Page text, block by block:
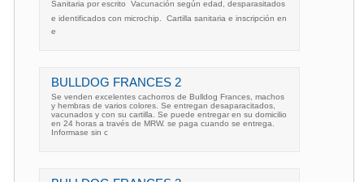
Sanitaria por escrito  Vacunación según edad, desparasitados
e identificados con microchip.  Cartilla sanitaria e inscripción en
e
BULLDOG FRANCES 2
Se venden excelentes cachorros de Bulldog Frances, machos
y hembras de varios colores. Se entregan desaparacitados,
vacunados y con su cartilla. Se puede entregar en su domicilio
en 24 horas a través de MRW. se paga cuando se entrega.
Informase sin c